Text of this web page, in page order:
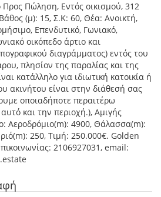
Πώληση, Εντός οικισμού, 312
(μ): 15, Σ.Κ: 60, Θέα: Ανοικτή,
Επενδυτικό, Γωνιακό,
οικόπεδο άρτιο και
διαγράμματος) εντός του
πλησίον της παραλίας και της
κατάλληλο για ιδιωτική κατοικία ή
ακινήτου είναι στην διάθεσή σας
οποιαδήποτε περαιτέρω
και την περιοχή.), Αμιγής
Αεροδρόμιο(m): 4900, Θάλασσα(m):
250, Τιμή: 250.000€. Golden
2106927031, email: